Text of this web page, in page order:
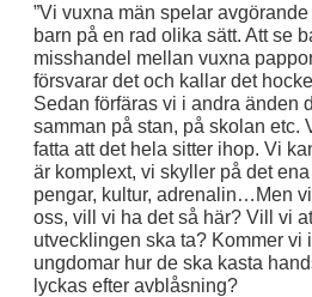
”Vi vuxna män spelar
barn på en rad olika sätt. Att se
misshandel mellan vuxna
försvarar det och kallar det
Sedan förfäras vi i andra änden
samman på stan, på skolan etc.
fatta att det hela sitter ihop. Vi
är komplext, vi skyller på det
pengar, kultur, adrenalin…Men
oss, vill vi ha det så här? Vill vi
utvecklingen ska ta? Kommer vi
ungdomar hur de ska kasta
lyckas efter avblåsning?